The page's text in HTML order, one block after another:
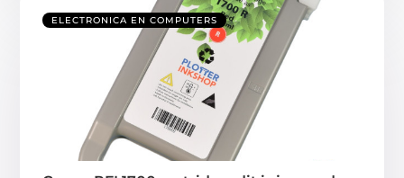
ELECTRONICA EN COMPUTERS